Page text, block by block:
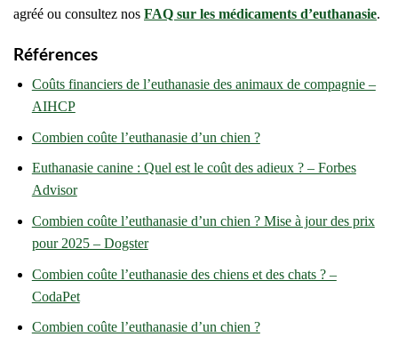
agréé ou consultez nos FAQ sur les médicaments d’euthanasie.
Références
Coûts financiers de l’euthanasie des animaux de compagnie –
AIHCP
Combien coûte l’euthanasie d’un chien ?
Euthanasie canine : Quel est le coût des adieux ? – Forbes
Advisor
Combien coûte l’euthanasie d’un chien ? Mise à jour des prix
pour 2025 – Dogster
Combien coûte l’euthanasie des chiens et des chats ? –
CodaPet
Combien coûte l’euthanasie d’un chien ?